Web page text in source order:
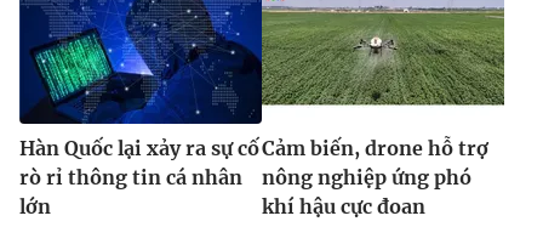
Hàn Quốc lại xảy ra sự cố
rò rỉ thông tin cá nhân
lớn
Cảm biến, drone hỗ trợ
nông nghiệp ứng phó
khí hậu cực đoan